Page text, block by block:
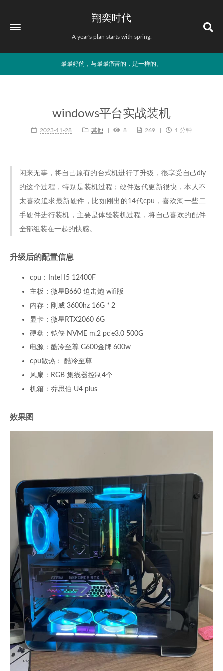
翔奕时代
A year's plan starts with spring.
最最好的，与最最痛苦的，是一样的。
windows平台实战装机
2023-11-28 其他 8 269 1 分钟
闲来无事，将自己原有的台式机进行了升级，很享受自己diy
的这个过程，特别是装机过程；硬件迭代更新很快，本人不
太喜欢追求最新硬件，比如刚出的14代cpu，喜欢淘一些二
手硬件进行装机，主要是体验装机过程，将自己喜欢的配件
全部组装在一起的快感。
升级后的配置信息
cpu：Intel I5 12400F
主板：微星B660 迫击炮 wifi版
内存：刚威 3600hz 16G * 2
显卡：微星RTX2060 6G
硬盘：铠侠 NVME m.2 pcie3.0 500G
电源：酷冷至尊 G600金牌 600w
cpu散热： 酷冷至尊
风扇：RGB 集线器控制4个
机箱：乔思伯 U4 plus
效果图